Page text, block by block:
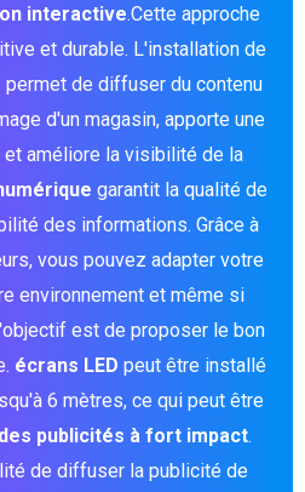
interactive.Cette approche
et durable. L'installation de
de diffuser du contenu
d'un magasin, apporte une
et améliore la visibilité de la
garantit la qualité de
des informations. Grâce à
vous pouvez adapter votre
environnement et même si
est de proposer le bon
écrans LED peut être installé
6 mètres, ce qui peut être
publicités à fort impact.
de diffuser la publicité de